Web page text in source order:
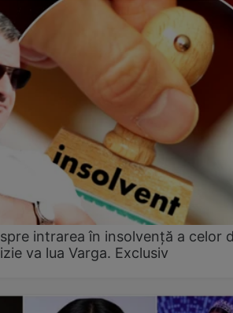
intrarea în insolvență a celor
va lua Varga. Exclusiv